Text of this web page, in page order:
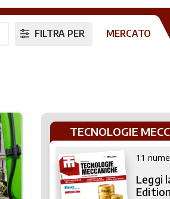
FILTRA PER MERCATO
TECNOLOGIE
11
Leggi
Edition